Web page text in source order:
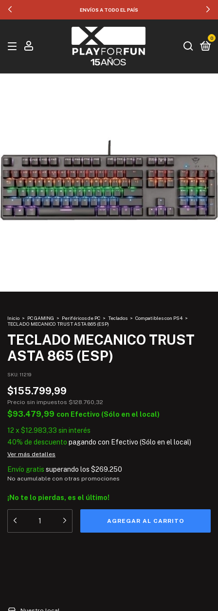
ENVÍOS A TODO EL PAÍS
0
Inicio > PC GAMING > Periféricos de PC > Teclados > Compatibles con PS4 >
TECLADO MECANICO TRUST ASTA 865 (ESP)
TECLADO MECANICO TRUST
ASTA 865 (ESP)
SKU: 11219
$155.799,99
Precio sin impuestos $128.760,32
$93.479,99 con Efectivo (Sólo en el local)
12 x $12.983,33 sin interés
40% de descuento pagando con Efectivo (Sólo en el local)
Ver más detalles
Envío gratis superando los $269.250
No acumulable con otras promociones
¡No te lo pierdas, es el último!